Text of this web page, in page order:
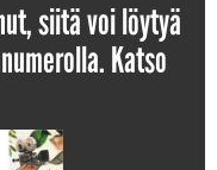
siitä voi löytyä
Katso